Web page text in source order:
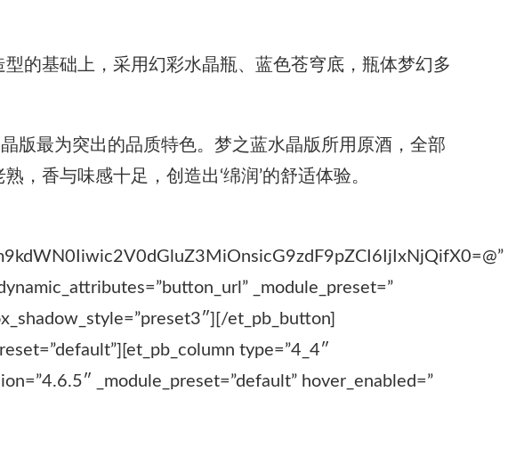
的基础上，采用幻彩水晶瓶、蓝色苍穹底，瓶体梦幻多
版最为突出的品质特色。梦之蓝水晶版所用原酒，全部
香与味感十足，创造出‘绵润’的舒适体验。
_module_preset=”
et_pb_button]
type=”4_4″
_module_preset=”default” hover_enabled=”